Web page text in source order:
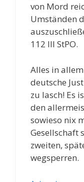
von Mord
Umständen
112 III StPO.
Alles in
deutsche
zu lasch! Es
den
sowieso nix
Gesellschaft
zweiten,
wegsperren.